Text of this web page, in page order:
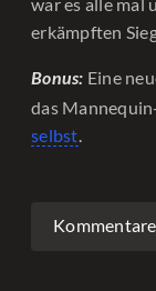
erkämpften
Bonus: Eine
das
selbst.